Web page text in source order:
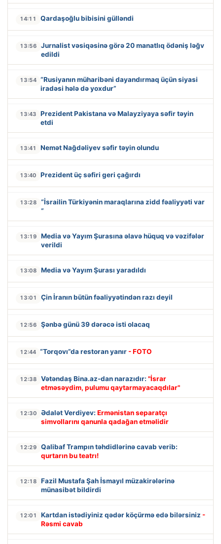
14:11 Qardaşoğlu bibisini gülləndi
13:56
Jurnalist vəsiqəsinə görə 20 manatlıq ödəniş ləğv
edildi
13:54 “Rusiyanın müharibəni dayandırmaq üçün siyasi
iradəsi hələ də yoxdur”
13:43
Prezident Pakistana və Malayziyaya səfir təyin
etdi
13:41 Nemət Nağdəliyev səfir təyin olundu
13:40 Prezident üç səfiri geri çağırdı
13:28
“İsrailin Türkiyənin maraqlarına zidd fəaliyyəti var
“
13:19
Media və Yayım Şurasına əlavə hüquq və vəzifələr
verildi
13:08 Media və Yayım Şurası yaradıldı
13:01 Çin İranın bütün fəaliyyətindən razı deyil
12:56 Şənbə günü 39 dərəcə isti olacaq
12:44 “Torqovı”da restoran yanır - FOTO
12:38 Vətəndaş Bina.az-dan narazıdır: "İsrar
etməsəydim, pulumu qaytarmayacaqdılar"
12:30 Ədalət Verdiyev: Ermənistan separatçı
simvollarını qanunla qadağan etməlidir
12:29
Qalibaf Trampın təhdidlərinə cavab verib:
qurtarın bu teatrı!
12:18
Fazil Mustafa Şah İsmayıl müzakirələrinə
münasibət bildirdi
12:01 Kartdan istədiyiniz qədər köçürmə edə bilərsiniz -
Rəsmi cavab